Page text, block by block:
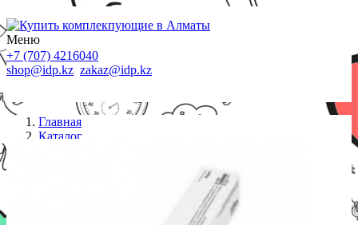
Меню
+7 (707) 4216040
shop@idp.kz zakaz@idp.kz
Главная
Каталог